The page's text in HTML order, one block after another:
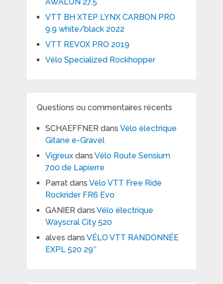
AWALON 27.5
VTT BH XTEP LYNX CARBON PRO
9.9 white/black 2022
VTT REVOX PRO 2019
Vélo Specialized Rockhopper
Questions ou commentaires récents
SCHAEFFNERdans Vélo électrique
Gitane e-Gravel
Vigreuxdans Vélo Route Sensium
700 de Lapierre
Parratdans Vélo VTT Free Ride
Rockrider FR6 Evo
GANIERdans Vélo électrique
Wayscral City 520
alves dans VÉLO VTT RANDONNÉE
EXPL 520 29″